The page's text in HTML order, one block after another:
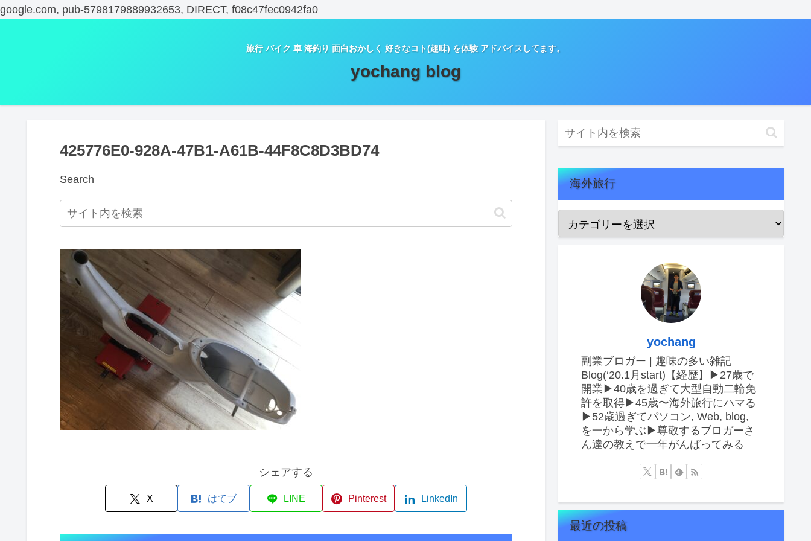
google.com, pub-5798179889932653, DIRECT, f08c47fec0942fa0
旅行 バイク 車 海釣り 面白おかしく 好きなコト(趣味) を体験 アドバイスしてます。
yochang blog
425776E0-928A-47B1-A61B-44F8C8D3BD74
Search
シェアする
X はてブ LINE Pinterest LinkedIn
海外旅行
yochang
副業ブロガー | 趣味の多い雑記
Blog(‘20.1月start)【経歴】▶︎27歳で
開業▶︎40歳を過ぎて大型自動二輪免
許を取得▶︎45歳〜海外旅行にハマる
▶︎52歳過ぎてパソコン, Web, blog,
を一から学ぶ▶︎尊敬するブロガーさ
ん達の教えで一年がんばってみる
最近の投稿